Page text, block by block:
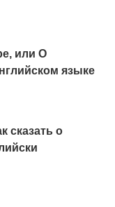
или О
языке
сказать о